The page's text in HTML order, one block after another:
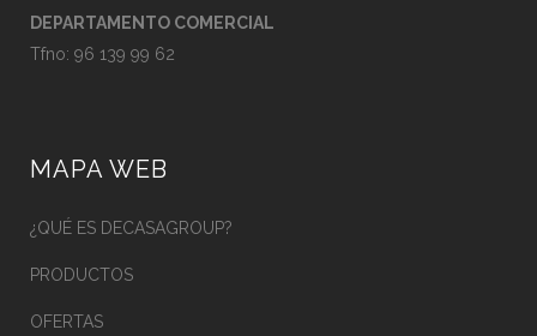
DEPARTAMENTO COMERCIAL
Tfno: 96 139 99 62
MAPA WEB
¿QUÉ ES DECASAGROUP?
PRODUCTOS
OFERTAS